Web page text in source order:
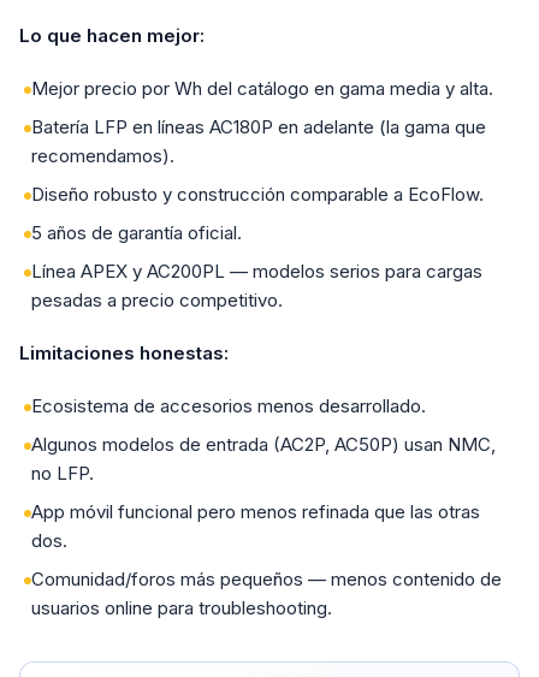
Lo que hacen mejor:
Mejor precio por Wh del catálogo en gama media y alta.
Batería LFP en líneas AC180P en adelante (la gama que
recomendamos).
Diseño robusto y construcción comparable a EcoFlow.
5 años de garantía oficial.
Línea APEX y AC200PL — modelos serios para cargas
pesadas a precio competitivo.
Limitaciones honestas:
Ecosistema de accesorios menos desarrollado.
Algunos modelos de entrada (AC2P, AC50P) usan NMC,
no LFP.
App móvil funcional pero menos refinada que las otras
dos.
Comunidad/foros más pequeños — menos contenido de
usuarios online para troubleshooting.